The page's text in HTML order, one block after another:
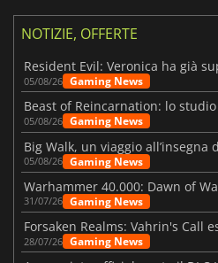
NOTIZIE, OFFERTE
05/08/26 Gaming News
05/08/26 Gaming News
Big Walk, un viaggio all’insegna
05/08/26 Gaming News
31/07/26 Gaming News
28/07/26 Gaming News